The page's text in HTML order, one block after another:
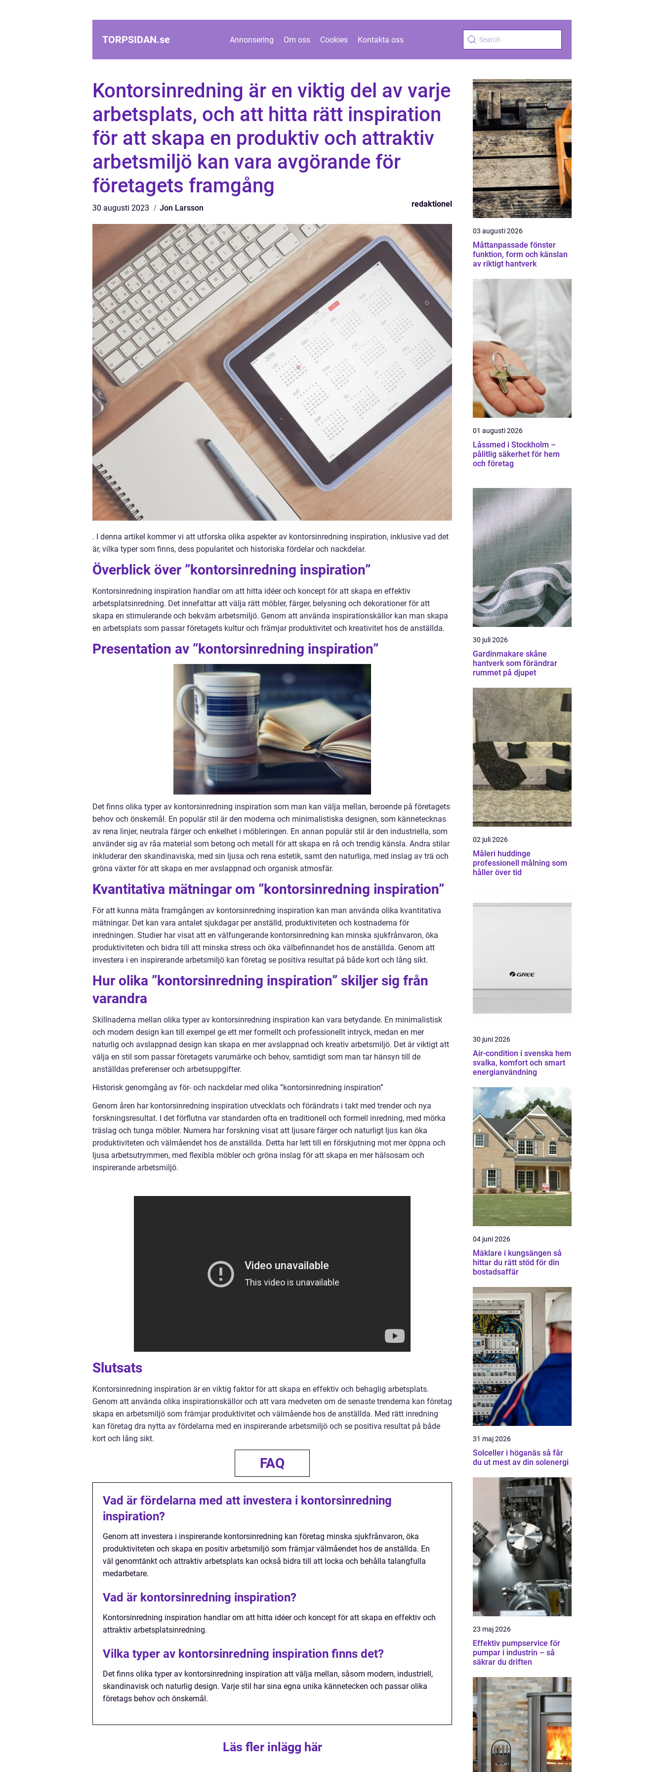
TORPSIDAN.se Annonsering Om oss Cookies Kontakta oss
Kontorsinredning är en viktig del av varje
arbetsplats, och att hitta rätt inspiration
för att skapa en produktiv och attraktiv
arbetsmiljö kan vara avgörande för
företagets framgång
30 augusti 2023 Jon Larsson redaktionel
. I denna artikel kommer vi att utforska olika aspekter av kontorsinredning inspiration, inklusive vad det
är, vilka typer som finns, dess popularitet och historiska fördelar och nackdelar.
Överblick över ”kontorsinredning inspiration”
Kontorsinredning inspiration handlar om att hitta idéer och koncept för att skapa en effektiv
arbetsplatsinredning. Det innefattar att välja rätt möbler, färger, belysning och dekorationer för att
skapa en stimulerande och bekväm arbetsmiljö. Genom att använda inspirationskällor kan man skapa
en arbetsplats som passar företagets kultur och främjar produktivitet och kreativitet hos de anställda.
Presentation av ”kontorsinredning inspiration”
Det finns olika typer av kontorsinredning inspiration som man kan välja mellan, beroende på företagets
behov och önskemål. En populär stil är den moderna och minimalistiska designen, som kännetecknas
av rena linjer, neutrala färger och enkelhet i möbleringen. En annan populär stil är den industriella, som
använder sig av råa material som betong och metall för att skapa en rå och trendig känsla. Andra stilar
inkluderar den skandinaviska, med sin ljusa och rena estetik, samt den naturliga, med inslag av trä och
gröna växter för att skapa en mer avslappnad och organisk atmosfär.
Kvantitativa mätningar om ”kontorsinredning inspiration”
För att kunna mäta framgången av kontorsinredning inspiration kan man använda olika kvantitativa
mätningar. Det kan vara antalet sjukdagar per anställd, produktiviteten och kostnaderna för
inredningen. Studier har visat att en välfungerande kontorsinredning kan minska sjukfrånvaron, öka
produktiviteten och bidra till att minska stress och öka välbefinnandet hos de anställda. Genom att
investera i en inspirerande arbetsmiljö kan företag se positiva resultat på både kort och lång sikt.
Hur olika ”kontorsinredning inspiration” skiljer sig från
varandra
Skillnaderna mellan olika typer av kontorsinredning inspiration kan vara betydande. En minimalistisk
och modern design kan till exempel ge ett mer formellt och professionellt intryck, medan en mer
naturlig och avslappnad design kan skapa en mer avslappnad och kreativ arbetsmiljö. Det är viktigt att
välja en stil som passar företagets varumärke och behov, samtidigt som man tar hänsyn till de
anställdas preferenser och arbetsuppgifter.
Historisk genomgång av för- och nackdelar med olika ”kontorsinredning inspiration”
Genom åren har kontorsinredning inspiration utvecklats och förändrats i takt med trender och nya
forskningsresultat. I det förflutna var standarden ofta en traditionell och formell inredning, med mörka
träslag och tunga möbler. Numera har forskning visat att ljusare färger och naturligt ljus kan öka
produktiviteten och välmåendet hos de anställda. Detta har lett till en förskjutning mot mer öppna och
ljusa arbetsutrymmen, med flexibla möbler och gröna inslag för att skapa en mer hälsosam och
inspirerande arbetsmiljö.
Slutsats
Kontorsinredning inspiration är en viktig faktor för att skapa en effektiv och behaglig arbetsplats.
Genom att använda olika inspirationskällor och att vara medveten om de senaste trenderna kan företag
skapa en arbetsmiljö som främjar produktivitet och välmående hos de anställda. Med rätt inredning
kan företag dra nytta av fördelarna med en inspirerande arbetsmiljö och se positiva resultat på både
kort och lång sikt.
FAQ
Vad är fördelarna med att investera i kontorsinredning
inspiration?
Genom att investera i inspirerande kontorsinredning kan företag minska sjukfrånvaron, öka
produktiviteten och skapa en positiv arbetsmiljö som främjar välmåendet hos de anställda. En
väl genomtänkt och attraktiv arbetsplats kan också bidra till att locka och behålla talangfulla
medarbetare.
Vad är kontorsinredning inspiration?
Kontorsinredning inspiration handlar om att hitta idéer och koncept för att skapa en effektiv och
attraktiv arbetsplatsinredning.
Vilka typer av kontorsinredning inspiration finns det?
Det finns olika typer av kontorsinredning inspiration att välja mellan, såsom modern, industriell,
skandinavisk och naturlig design. Varje stil har sina egna unika kännetecken och passar olika
företags behov och önskemål.
Läs fler inlägg här
03 augusti 2026
Måttanpassade fönster
funktion, form och känslan
av riktigt hantverk
01 augusti 2026
Låssmed i Stockholm –
pålitlig säkerhet för hem
och företag
30 juli 2026
Gardinmakare skåne
hantverk som förändrar
rummet på djupet
02 juli 2026
Måleri huddinge
professionell målning som
håller över tid
30 juni 2026
Air-condition i svenska hem
svalka, komfort och smart
energianvändning
04 juni 2026
Mäklare i kungsängen så
hittar du rätt stöd för din
bostadsaffär
31 maj 2026
Solceller i höganäs så får
du ut mest av din solenergi
23 maj 2026
Effektiv pumpservice för
pumpar i industrin – så
säkrar du driften